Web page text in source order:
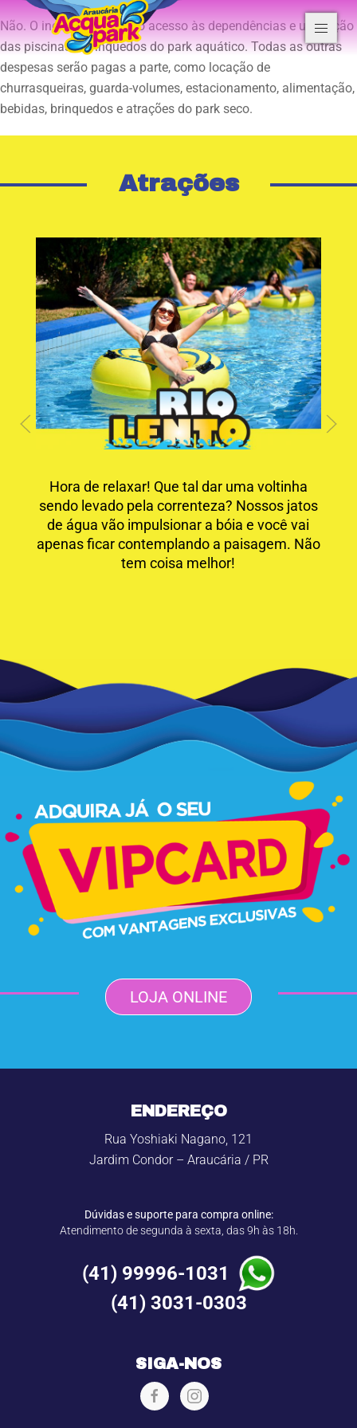
Não. O ingresso permite o acesso às dependências e utilização
das piscinas e brinquedos do park aquático. Todas as outras
despesas serão pagas a parte, como locação de
churrasqueiras, guarda-volumes, estacionamento, alimentação,
bebidas, brinquedos e atrações do park seco.
Atrações
Hora de relaxar! Que tal dar uma voltinha
sendo levado pela correnteza? Nossos jatos
de água vão impulsionar a bóia e você vai
apenas ficar contemplando a paisagem. Não
tem coisa melhor!
LOJA ONLINE
ENDEREÇO
Rua Yoshiaki Nagano, 121
Jardim Condor – Araucária / PR
Dúvidas e suporte para compra online:
Atendimento de segunda à sexta, das 9h às 18h.
(41) 99996-1031
(41) 3031-0303
SIGA-NOS